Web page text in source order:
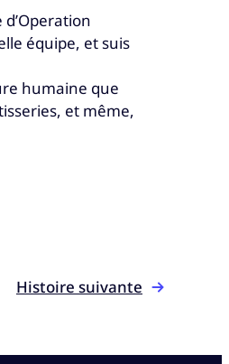
équipe, et suis
humaine que
et même,
Histoire suivante